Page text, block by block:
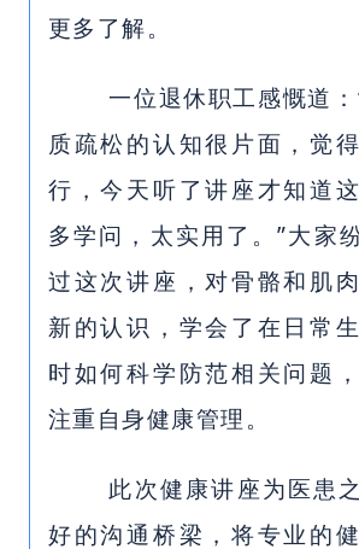
更多了解。
一位退休职工感慨道
质疏松的认知很片面，觉
行，今天听了讲座才知道
多学问，太实用了。”大家
过这次讲座，对骨骼和肌
新的认识，学会了在日常
时如何科学防范相关问题
注重自身健康管理。
此次健康讲座为医患
好的沟通桥梁，将专业的